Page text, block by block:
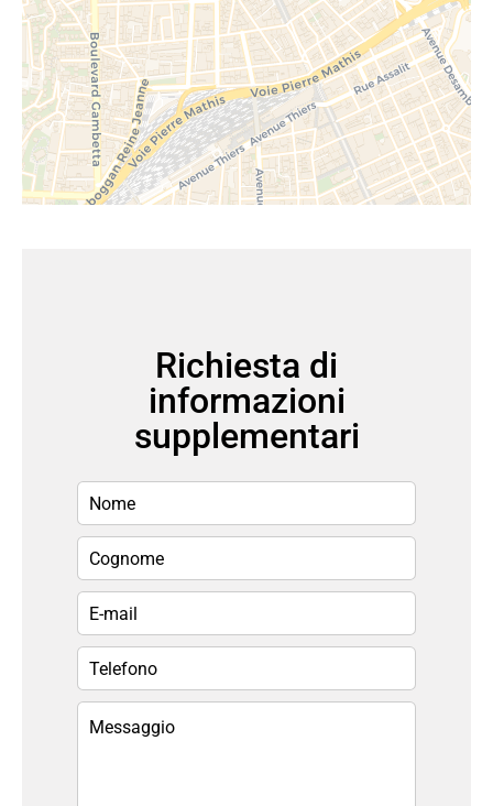
Richiesta di
informazioni
supplementari